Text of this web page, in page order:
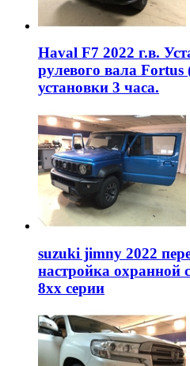
Haval F7 2022 г.в.
рулевого вала
установки 3 часа.
suzuki jimny 2022
настройка охранной
8xx серии